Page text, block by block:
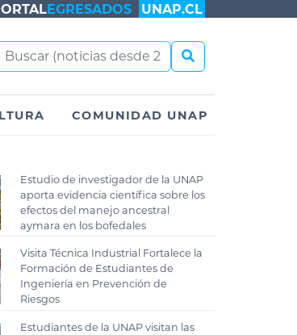
EGRESADOS UNAP.CL
COMUNIDAD UNAP
Estudio de investigador de la UNAP
aporta evidencia científica sobre los
efectos del manejo ancestral
aymara en los bofedales
Visita Técnica Industrial Fortalece la
Formación de Estudiantes de
Ingeniería en Prevención de
Riesgos
Estudiantes de la UNAP visitan las